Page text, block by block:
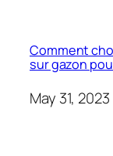
Comment
sur gazon
May 31, 2023